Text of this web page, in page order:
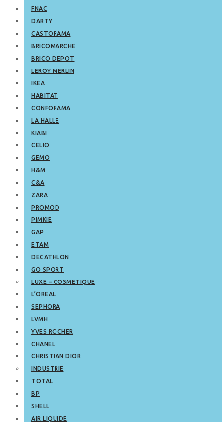
FNAC
DARTY
CASTORAMA
BRICOMARCHE
BRICO DEPOT
LEROY MERLIN
IKEA
HABITAT
CONFORAMA
LA HALLE
KIABI
CELIO
GEMO
H&M
C&A
ZARA
PROMOD
PIMKIE
GAP
ETAM
DECATHLON
GO SPORT
LUXE – COSMETIQUE
L’OREAL
SEPHORA
LVMH
YVES ROCHER
CHANEL
CHRISTIAN DIOR
INDUSTRIE
TOTAL
BP
SHELL
AIR LIQUIDE